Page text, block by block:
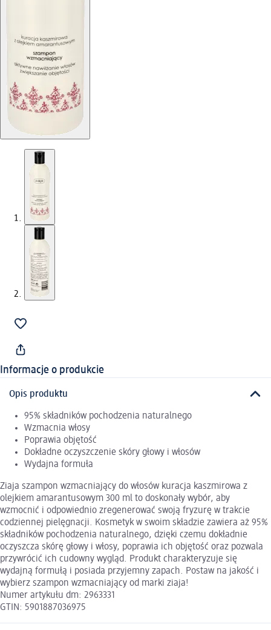
Informacje o produkcie
Opis produktu
95% składników pochodzenia naturalnego
Wzmacnia włosy
Poprawia objętość
Dokładne oczyszczenie skóry głowy i włosów
Wydajna formuła
Ziaja szampon wzmacniający do włosów kuracja kaszmirowa z
olejkiem amarantusowym 300 ml to doskonały wybór, aby
wzmocnić i odpowiednio zregenerować swoją fryzurę w trakcie
codziennej pielęgnacji. Kosmetyk w swoim składzie zawiera aż 95%
składników pochodzenia naturalnego, dzięki czemu dokładnie
oczyszcza skórę głowy i włosy, poprawia ich objętość oraz pozwala
przywrócić ich cudowny wygląd. Produkt charakteryzuje się
wydajną formułą i posiada przyjemny zapach. Postaw na jakość i
wybierz szampon wzmacniający od marki ziaja!
Numer artykułu dm: 2963331
GTIN: 5901887036975